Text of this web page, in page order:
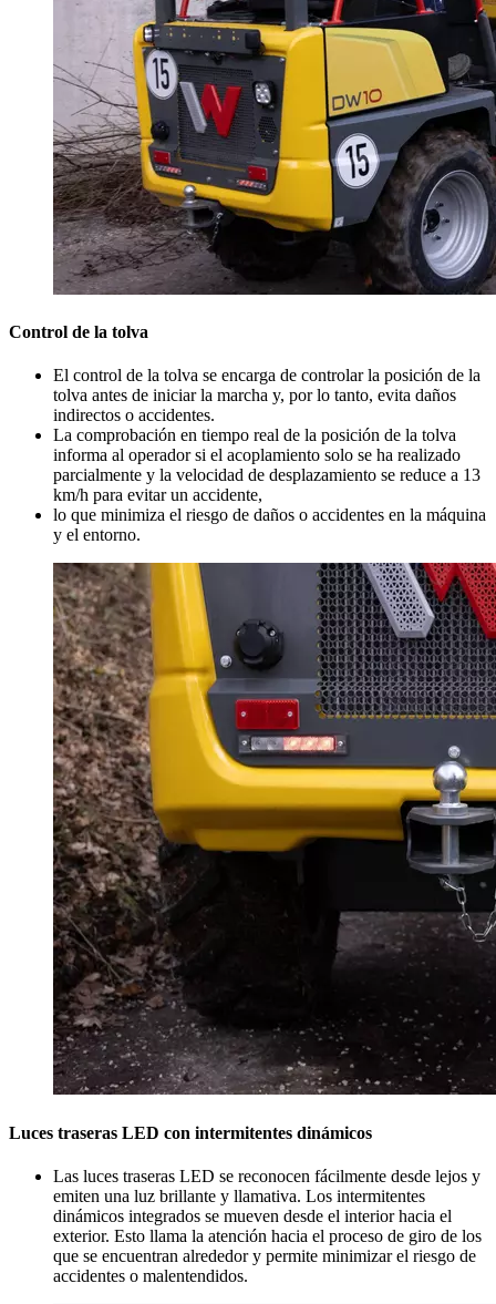
Control de la tolva
El control de la tolva se encarga de controlar la posición de la
tolva antes de iniciar la marcha y, por lo tanto, evita daños
indirectos o accidentes.
La comprobación en tiempo real de la posición de la tolva
informa al operador si el acoplamiento solo se ha realizado
parcialmente y la velocidad de desplazamiento se reduce a 13
km/h para evitar un accidente,
lo que minimiza el riesgo de daños o accidentes en la máquina
y el entorno.
Luces traseras LED con intermitentes dinámicos
Las luces traseras LED se reconocen fácilmente desde lejos y
emiten una luz brillante y llamativa. Los intermitentes
dinámicos integrados se mueven desde el interior hacia el
exterior. Esto llama la atención hacia el proceso de giro de los
que se encuentran alrededor y permite minimizar el riesgo de
accidentes o malentendidos.